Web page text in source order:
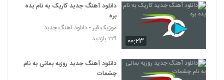
5743
۲۵۰ بازدید
۰۰:۲۳
دانلود آهنگ جدید کاریک به نام بده
بره
موزیک قیر - دانلود آهنگ جدبد
۲۲۹ بازدید
دانلود آهنگ جدید روزبه بمانی به نام
چشمات